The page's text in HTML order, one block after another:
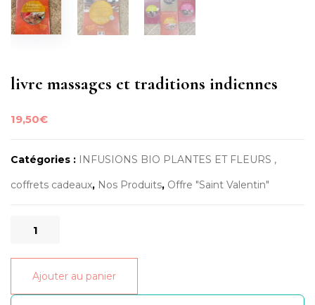
livre massages et traditions indiennes
19,50€
Catégories : INFUSIONS BIO PLANTES ET FLEURS ,
coffrets cadeaux, Nos Produits, Offre "Saint Valentin"
quantité
livre
massages
et
Ajouter au panier